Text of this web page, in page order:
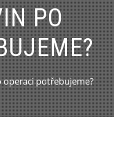
PO
potřebujeme?